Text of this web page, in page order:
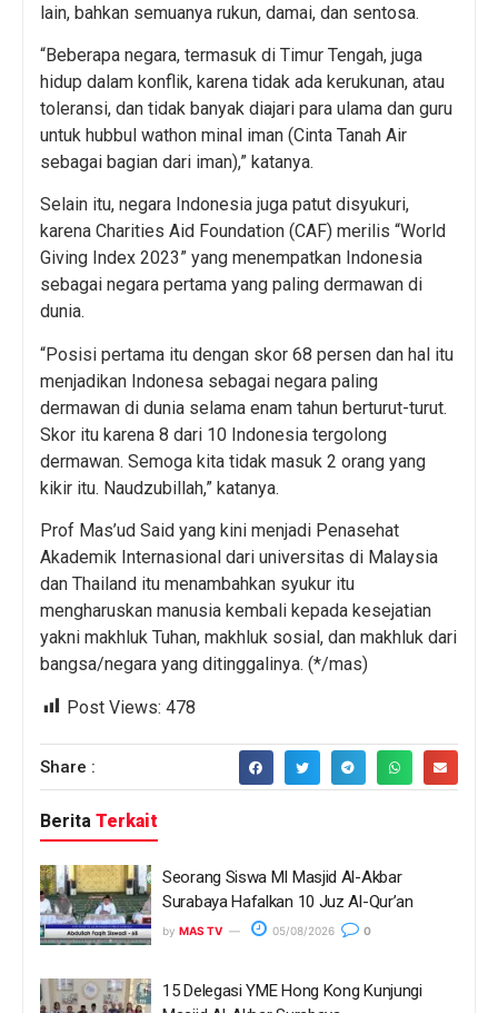
lain, bahkan semuanya rukun, damai, dan sentosa.
“Beberapa negara, termasuk di Timur Tengah, juga
hidup dalam konflik, karena tidak ada kerukunan, atau
toleransi, dan tidak banyak diajari para ulama dan guru
untuk hubbul wathon minal iman (Cinta Tanah Air
sebagai bagian dari iman),” katanya.
Selain itu, negara Indonesia juga patut disyukuri,
karena Charities Aid Foundation (CAF) merilis “World
Giving Index 2023” yang menempatkan Indonesia
sebagai negara pertama yang paling dermawan di
dunia.
“Posisi pertama itu dengan skor 68 persen dan hal itu
menjadikan Indonesa sebagai negara paling
dermawan di dunia selama enam tahun berturut-turut.
Skor itu karena 8 dari 10 Indonesia tergolong
dermawan. Semoga kita tidak masuk 2 orang yang
kikir itu. Naudzubillah,” katanya.
Prof Mas’ud Said yang kini menjadi Penasehat
Akademik Internasional dari universitas di Malaysia
dan Thailand itu menambahkan syukur itu
mengharuskan manusia kembali kepada kesejatian
yakni makhluk Tuhan, makhluk sosial, dan makhluk dari
bangsa/negara yang ditinggalinya. (*/mas)
Post Views: 478
Share :
Berita Terkait
Seorang Siswa MI Masjid Al-Akbar
Surabaya Hafalkan 10 Juz Al-Qur’an
by MAS TV 05/08/2026 0
15 Delegasi YME Hong Kong Kunjungi